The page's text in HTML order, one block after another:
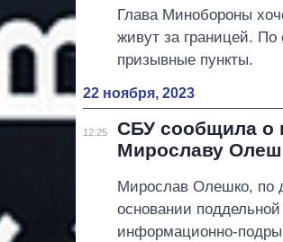
Глава Минобороны
живут за границей.
призывные пункты.
22 ноября, 2023
12:25
СБУ сообщила о
Мирославу
Мирослав Олешко, по
основании
информационно-